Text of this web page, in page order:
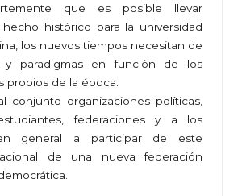
que es posible llevar
histórico para la universidad
los nuevos tiempos necesitan de
y paradigmas en función de los
propios de la época.
conjunto organizaciones políticas,
federaciones y a los
general a participar de este
de una nueva federación